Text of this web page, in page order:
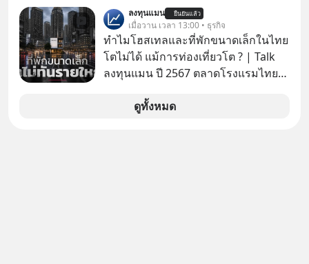
เก่าที่เขาเคยทำไว้ ตอนยังอยู่บริษัท
เดียวกัน
ลงทุนแมน ยืนยันแล้ว
เมื่อวาน เวลา 13:00 • ธุรกิจ
ทำไมโฮสเทลและที่พักขนาดเล็กในไทย
โตไม่ได้ แม้การท่องเที่ยวโต ? | Talk
ลงทุนแมน ปี 2567 ตลาดโรงแรมไทย
หรือไม่ว่า รายได้กว่า 85% กระจุกอยู่กับ
ดูทั้งหมด